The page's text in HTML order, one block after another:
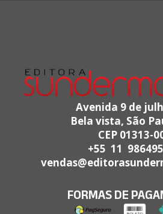
Avenida 9 de
Bela vista, São
CEP 01313-
+55 11
FORMAS DE